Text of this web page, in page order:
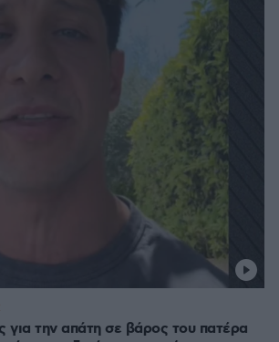
για την απάτη σε βάρος του πατέρα